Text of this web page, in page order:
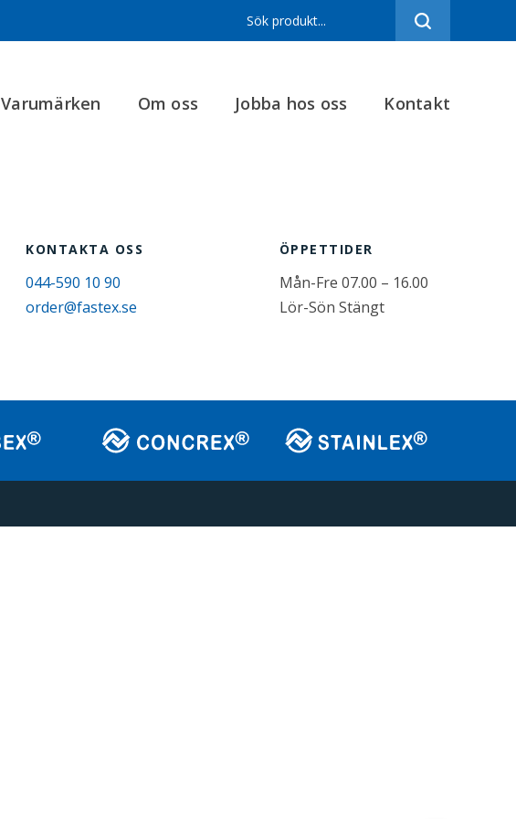
Varumärken Om oss Jobba hos oss Kontakt
KONTAKTA OSS
044-590 10 90
order@fastex.se
ÖPPETTIDER
Mån-Fre 07.00 – 16.00
Lör-Sön Stängt
Sortiment
Kontakt